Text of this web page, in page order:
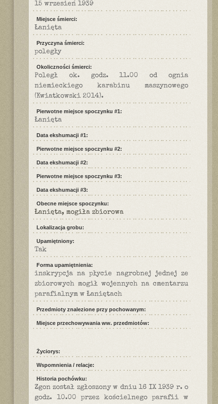
15 wrzesień 1939
Miejsce śmierci:
Łanięta
Przyczyna śmierci:
poległy
Okoliczności śmierci:
Poległ ok. godz. 11.00 od ognia
niemieckiego karabinu maszynowego
(Kwiatkowski 2014).
Pierwotne miejsce spoczynku #1:
Łanięta
Data ekshumacji #1:
Pierwotne miejsce spoczynku #2:
Data ekshumacji #2:
Pierwotne miejsce spoczynku #3:
Data ekshumacji #3:
Obecne miejsce spoczynku:
Łanięta, mogiła zbiorowa
Lokalizacja grobu:
Upamiętniony:
Tak
Forma upamiętnienia:
inskrypcja na płycie nagrobnej jednej ze
zbiorowych mogił wojennych na cmentarzu
parafialnym w Łaniętach
Przedmioty znalezione przy pochowanym:
Miejsce przechowywania ww. przedmiotów:
Życiorys:
Wspomnienia / relacje:
Historia pochówku:
Zgon został zgłoszony w dniu 16 IX 1939 r. o
godz. 10.00 przez kościelnego parafii w